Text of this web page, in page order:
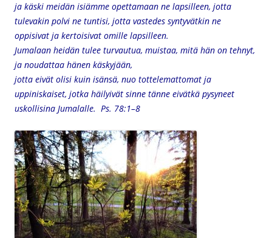
ja käski meidän isiämme opettamaan ne lapsilleen, jotta
tulevakin polvi ne tuntisi, jotta vastedes syntyvätkin ne
oppisivat ja kertoisivat omille lapsilleen.
Jumalaan heidän tulee turvautua, muistaa, mitä hän on tehnyt,
ja noudattaa hänen käskyjään,
jotta eivät olisi kuin isänsä, nuo tottelemattomat ja
uppiniskaiset, jotka häilyivät sinne tänne eivätkä pysyneet
uskollisina Jumalalle. Ps. 78:1–8